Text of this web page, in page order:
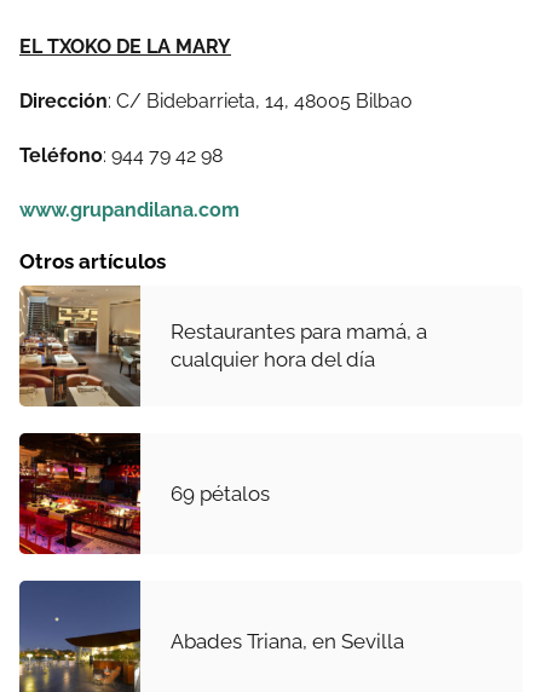
EL TXOKO DE LA MARY
Dirección: C/ Bidebarrieta, 14, 48005 Bilbao
Teléfono: 944 79 42 98
www.grupandilana.com
Otros artículos
Restaurantes para mamá, a
cualquier hora del día
69 pétalos
Abades Triana, en Sevilla